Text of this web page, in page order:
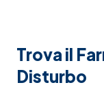
Trova il
Disturbo